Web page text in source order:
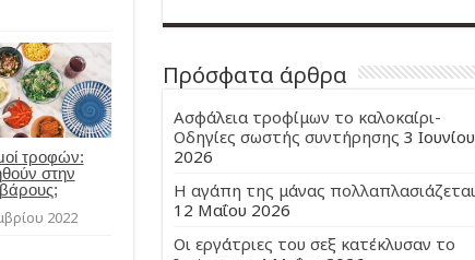
τροφών:
στην
2022
Πρόσφατα άρθρα
Ασφάλεια τροφίμων το καλοκαίρι-
Οδηγίες σωστής συντήρησης 3 Ιουνίου
2026
Η αγάπη της μάνας πολλαπλασιάζεται
12 Μαΐου 2026
Οι εργάτριες του σεξ κατέκλυσαν το